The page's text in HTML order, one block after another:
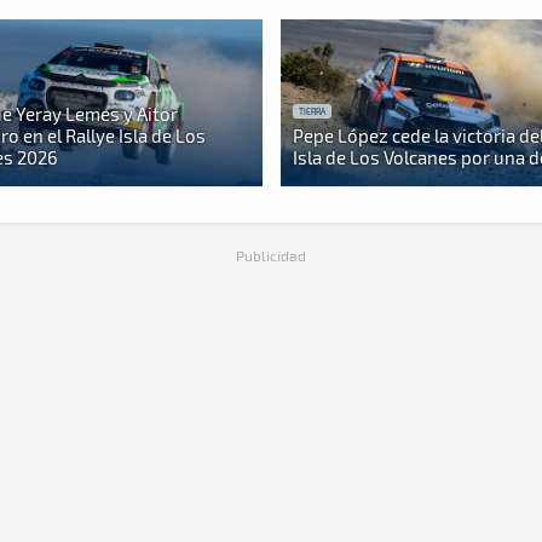
Yeray Lemes y Aitor
en el Rallye Isla de Los
2026
TIERRA
Pepe López cede la victoria
Isla de Los Volcanes por una
Publicidad